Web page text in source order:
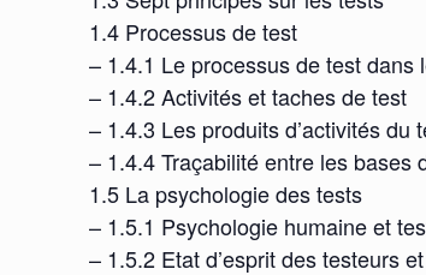
1.4 Processus de test
– 1.4.1 Le processus de test dans
– 1.4.2 Activités et taches de test
– 1.4.3 Les produits d’activités du
– 1.4.4 Traçabilité entre les bases
1.5 La psychologie des tests
– 1.5.1 Psychologie humaine et
– 1.5.2 Etat d’esprit des testeurs